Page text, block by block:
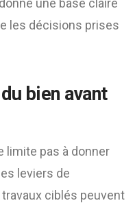
une base claire
les décisions prises
bien avant
limite pas à donner
leviers de
ciblés peuvent